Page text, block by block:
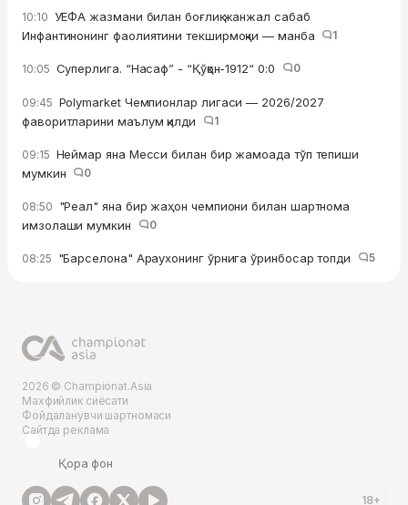
10:10 УЕФА жазмани билан боғлиқ жанжал сабаб
Инфантинонинг фаолиятини текширмоқчи — манба
1
10:05 Суперлига. “Насаф” - “Қўқон-1912“ 0:0 0
09:45 Polymarket Чемпионлар лигаси — 2026/2027
фаворитларини маълум қилди
1
09:15 Неймар яна Месси билан бир жамоада тўп тепиши
мумкин
0
08:50 "Реал" яна бир жаҳон чемпиони билан шартнома
имзолаши мумкин
0
08:25 "Барселона" Араухонинг ўрнига ўринбосар топди 5
2026 © Championat.Asia
Махфийлик сиёсати
Фойдаланувчи шартномаси
Сайтда реклама
Қора фон
18+